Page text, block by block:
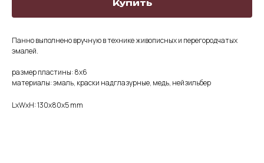
Купить
Панно выполнено вручную в технике живописных и перегородчатых
эмалей.
размер пластины: 8х6
материалы: эмаль, краски надглазурные, медь, нейзильбер
LxWxH: 130x80x5 mm